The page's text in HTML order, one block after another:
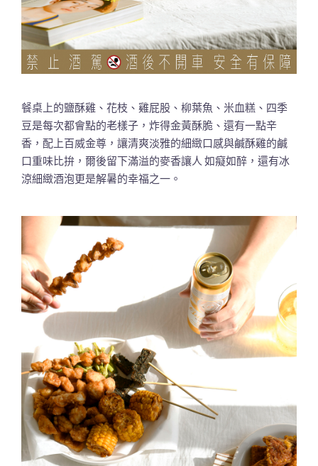
餐桌上的鹽酥雞、花枝、雞屁股、柳葉魚、米血糕、四季
豆是每次都會點的老樣子，炸得金黃酥脆、還有一點辛
香，配上百威金尊，讓清爽淡雅的細緻口感與鹹酥雞的鹹
口重味比拚，爾後留下滿溢的麥香讓人 如癡如醉，還有冰
涼細緻酒泡更是解暑的幸福之一。